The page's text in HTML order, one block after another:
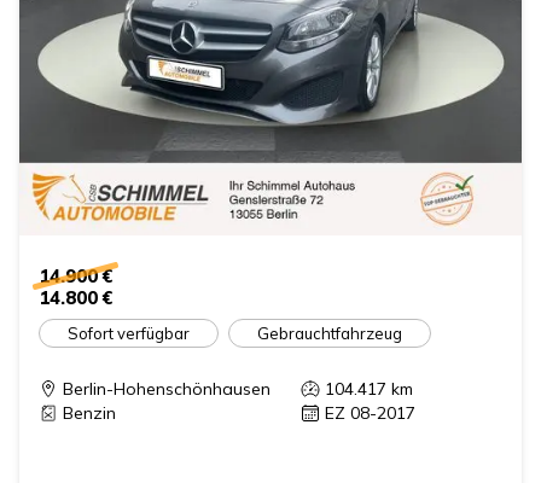
14.900 €
14.800 €
Sofort verfügbar Gebrauchtfahrzeug
Berlin-Hohenschönhausen 104.417 km
Benzin
EZ 08-2017